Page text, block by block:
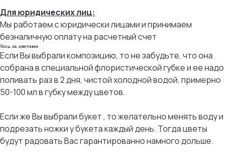
Для юридических лиц:
Мы работаем с юридически лицами и принимаем
безналичную оплату на расчетный счет
Уход за цветами
Если Вы выбрали композицию, то не забудьте, что она
собрана в специальной флористической губке и ее надо
поливать раз в 2 дня, чистой холодной водой, примерно
50-100 мл в губку между цветов.
Если же Вы выбрали букет , то желательно менять воду и
подрезать ножки у букета каждый день. Тогда цветы
будут радовать Вас гарантированно намного дольше.
ПРИСОЕДИНИТЬСЯ
Присоединяйтесь к
бонусной программе
И получайте кэшбек с каждой
покупки 5% на дальнейшие
покупки